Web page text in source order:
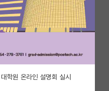
학원 온라인 설명회 실시